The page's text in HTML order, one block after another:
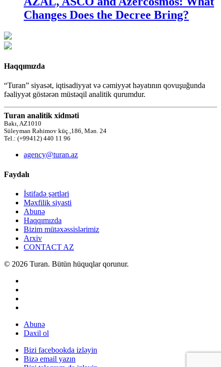
Changes Does the Decree Bring?
Haqqımızda
“Turan” siyasət, iqtisadiyyat və cəmiyyət həyatının qovuşuğunda
fəaliyyət göstərən müstəqil analitik qurumdur.
Turan analitik xidməti
Bakı, AZ1010
Süleyman Rəhimov küç.,186, Mən. 24
Tel.: (+99412) 440 11 96
agency@turan.az
Faydalı
İstifadə şərtləri
Məxfilik siyasti
Abunə
Haqqımızda
Bizim mütəxəssislərimiz
Arxiv
CONTACT AZ
© 2026 Turan. Bütün hüquqlar qorunur.
Abunə
Daxil ol
Bizi facebookda izləyin
Bizə email yazın